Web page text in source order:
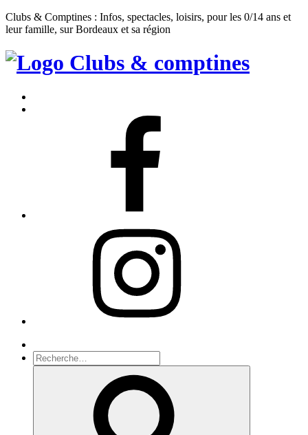
Clubs & Comptines : Infos, spectacles, loisirs, pour les 0/14 ans et
leur famille, sur Bordeaux et sa région
Clubs
Comptines
Recherche
pour